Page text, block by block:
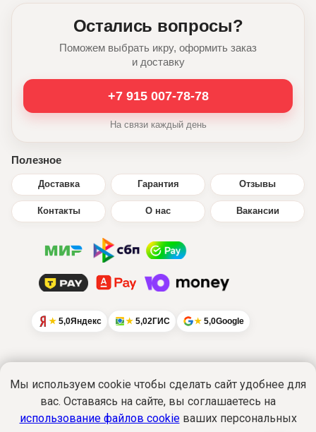
Остались вопросы?
Поможем выбрать икру, оформить заказ
и доставку
+7 915 007-78-78
На связи каждый день
Полезное
Доставка Гарантия Отзывы
Контакты О нас Вакансии
5,0Яндекс 5,02ГИС 5,0Google
Интернет-сайтwww.ikratut.ruносит
исключительно информационный характер
и не является публичной офертой...
Мы используем cookie чтобы сделать сайт удобнее для
вас. Оставаясь на сайте, вы соглашаетесь на
использование файлов cookieваших персональных